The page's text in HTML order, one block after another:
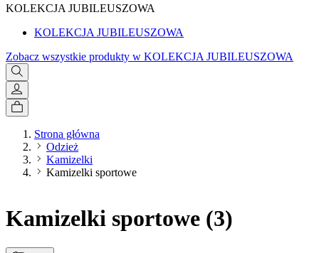
KOLEKCJA JUBILEUSZOWA
KOLEKCJA JUBILEUSZOWA
Zobacz wszystkie produkty w KOLEKCJA JUBILEUSZOWA
Strona główna
Odzież
Kamizelki
Kamizelki sportowe
Kamizelki sportowe (3)